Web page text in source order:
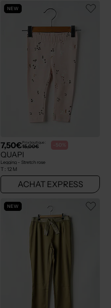
NEW
7,50€Prix boutique :
15,00€ -50%
QUAPI
Legging - Stretch rose
T : 12 M
ACHAT EXPRESS
NEW